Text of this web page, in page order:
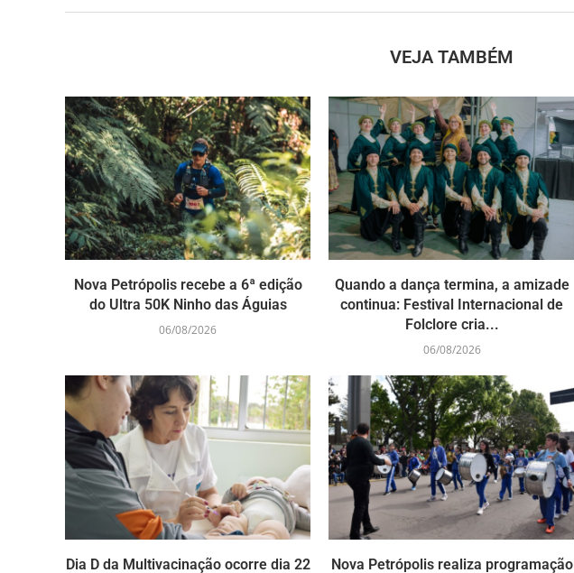
VEJA TAMBÉM
Nova Petrópolis recebe a 6ª edição
do Ultra 50K Ninho das Águias
06/08/2026
Quando a dança termina, a amizade
continua: Festival Internacional de
Folclore cria...
06/08/2026
Dia D da Multivacinação ocorre dia 22 Nova Petrópolis realiza programação